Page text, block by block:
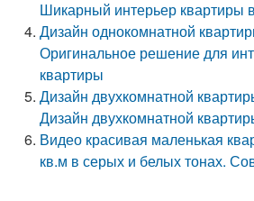
Шикарный интерьер квартиры
Дизайн однокомнатной
Оригинальное решение для
квартиры
Дизайн двухкомнатной
Дизайн двухкомнатной
Видео красивая маленькая
кв.м в серых и белых тонах.